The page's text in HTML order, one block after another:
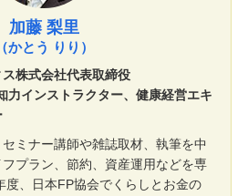
加藤 梨里
（かとう りり）
株式会社代表取締役
力インストラクター、健康経営エキ
ミナー講師や雑誌取材、執筆を中
プラン、節約、資産運用などを専
度、日本FP協会でくらしとお金の